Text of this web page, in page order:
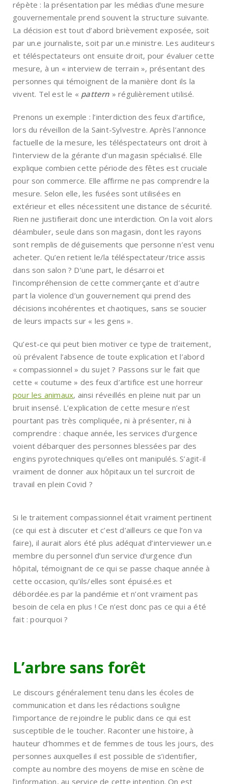
répète : la présentation par les médias d’une mesure
gouvernementale prend souvent la structure suivante.
La décision est tout d’abord brièvement exposée, soit
par un.e journaliste, soit par un.e ministre. Les auditeurs
et téléspectateurs ont ensuite droit, pour évaluer cette
mesure, à un « interview de terrain », présentant des
personnes qui témoignent de la manière dont ils la
vivent. Tel est le « pattern » régulièrement utilisé.
Prenons un exemple : l’interdiction des feux d’artifice,
lors du réveillon de la Saint-Sylvestre. Après l’annonce
factuelle de la mesure, les téléspectateurs ont droit à
l’interview de la gérante d’un magasin spécialisé. Elle
explique combien cette période des fêtes est cruciale
pour son commerce. Elle affirme ne pas comprendre la
mesure. Selon elle, les fusées sont utilisées en
extérieur et elles nécessitent une distance de sécurité.
Rien ne justifierait donc une interdiction. On la voit alors
déambuler, seule dans son magasin, dont les rayons
sont remplis de déguisements que personne n’est venu
acheter. Qu’en retient le/la téléspectateur/trice assis
dans son salon ? D’une part, le désarroi et
l’incompréhension de cette commerçante et d’autre
part la violence d’un gouvernement qui prend des
décisions incohérentes et chaotiques, sans se soucier
de leurs impacts sur « les gens ».
Qu’est-ce qui peut bien motiver ce type de traitement,
où prévalent l’absence de toute explication et l’abord
« compassionnel » du sujet ? Passons sur le fait que
cette « coutume » des feux d’artifice est une horreur
pour les animaux, ainsi réveillés en pleine nuit par un
bruit insensé. L’explication de cette mesure n’est
pourtant pas très compliquée, ni à présenter, ni à
comprendre : chaque année, les services d’urgence
voient débarquer des personnes blessées par des
engins pyrotechniques qu’elles ont manipulés. S’agit-il
vraiment de donner aux hôpitaux un tel surcroit de
travail en plein Covid ?
Si le traitement compassionnel était vraiment pertinent
(ce qui est à discuter et c’est d’ailleurs ce que l’on va
faire), il aurait alors été plus adéquat d’interviewer un.e
membre du personnel d’un service d’urgence d’un
hôpital, témoignant de ce qui se passe chaque année à
cette occasion, qu’ils/elles sont épuisé.es et
débordée.es par la pandémie et n’ont vraiment pas
besoin de cela en plus ! Ce n’est donc pas ce qui a été
fait : pourquoi ?
L’arbre sans forêt
Le discours généralement tenu dans les écoles de
communication et dans les rédactions souligne
l’importance de rejoindre le public dans ce qui est
susceptible de le toucher. Raconter une histoire, à
hauteur d’hommes et de femmes de tous les jours, des
personnes auxquelles il est possible de s’identifier,
compte au nombre des moyens de mise en scène de
l’information, au service de cette intention. On est